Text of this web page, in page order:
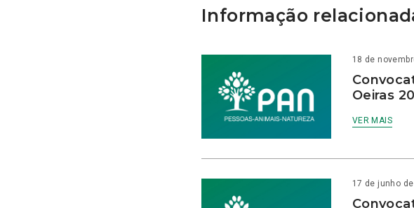
Informação
18 de
Oeiras
VER MAIS
17 de junho